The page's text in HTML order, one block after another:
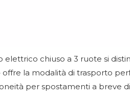
elettrico chiuso a 3 ruote si
la modalità di trasporto
per spostamenti a breve